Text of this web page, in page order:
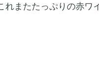
またたっぷりの赤ワ